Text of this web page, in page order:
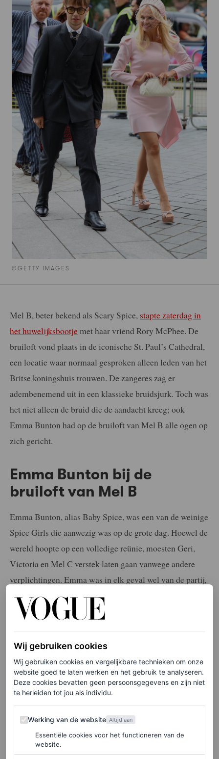
©GETTY IMAGES
Mel B, beter bekend als Scary Spice, stapte zaterdag in
het huwelijksbootje met haar vriend Rory McPhee. De
bruiloft vond plaats in de iconische St. Paul’s Cathedral,
een locatie waar normaal gesproken alleen leden van het
Britse koningshuis trouwen. De zangeres zag er
adembenemend uit in een klassieke bruidsjurk. Toch was
het niet alleen de bruid die de aandacht kreeg; ook
Emma Bunton had op de bruiloft van Mel B alle ogen op
zich gericht.
Emma Bunton bij de
bruiloft van Mel B
Emma Bunton, alias Baby Spice, was een van de weinige
Spice Girls die aanwezig was op de grote dag. Hoewel de
wereld hoopte op een volledige reünie, moesten Geri,
Victoria en Mel C verstek laten gaan vanwege andere
verplichtingen. Emma was in elk geval wel van de partij,
helemaal in de stijl van haar iconische Spice Girls-
imago.
Elke week onze beste artikelen in je inbox?
Schrijf je hier in voor de Vogue-nieuwsbrief.
Emma werd vergezeld door haar 17-jarige zoon Beau en
poseerden ze breed lachend voor de fotografen. Haar
outfit werd gestyled door naamgenoot Emma Lane en
Wij gebruiken cookies
Wij gebruiken cookies en vergelijkbare technieken om onze
website goed te laten werken en het gebruik te analyseren.
Deze cookies bevatten geen persoonsgegevens en zijn niet
te herleiden tot jou als individu.
Werking van de website
Werking van de website Altijd aan
Essentiële cookies voor het functioneren van de
website.